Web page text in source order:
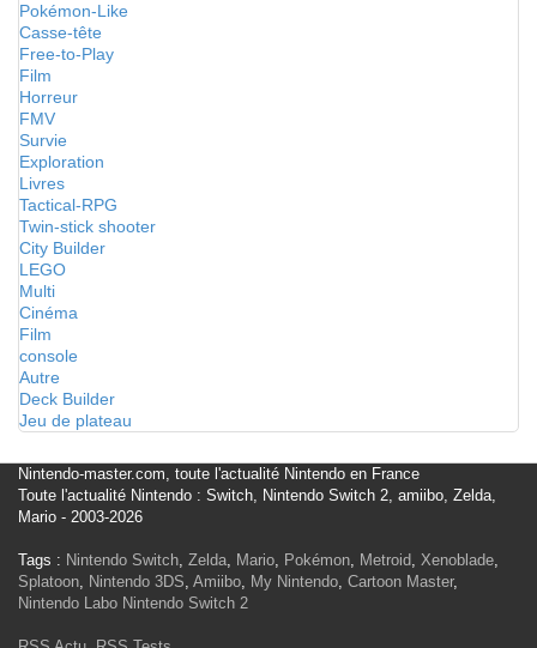
Pokémon-Like
Casse-tête
Free-to-Play
Film
Horreur
FMV
Survie
Exploration
Livres
Tactical-RPG
Twin-stick shooter
City Builder
LEGO
Multi
Cinéma
Film
console
Autre
Deck Builder
Jeu de plateau
Nintendo-master.com, toute l'actualité Nintendo en France
Toute l'actualité Nintendo : Switch, Nintendo Switch 2, amiibo, Zelda,
Mario - 2003-2026
Tags : Nintendo Switch, Zelda, Mario, Pokémon, Metroid, Xenoblade,
Splatoon, Nintendo 3DS, Amiibo, My Nintendo, Cartoon Master,
Nintendo Labo Nintendo Switch 2